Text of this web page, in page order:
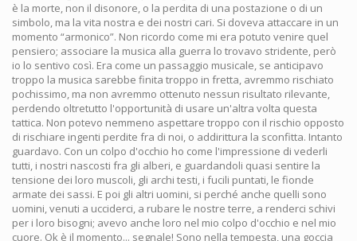
è la morte, non il disonore, o la perdita di una postazione o di un
simbolo, ma la vita nostra e dei nostri cari. Si doveva attaccare in un
momento “armonico”. Non ricordo come mi era potuto venire quel
pensiero; associare la musica alla guerra lo trovavo stridente, però
io lo sentivo così. Era come un passaggio musicale, se anticipavo
troppo la musica sarebbe finita troppo in fretta, avremmo rischiato
pochissimo, ma non avremmo ottenuto nessun risultato rilevante,
perdendo oltretutto l'opportunità di usare un'altra volta questa
tattica. Non potevo nemmeno aspettare troppo con il rischio opposto
di rischiare ingenti perdite fra di noi, o addirittura la sconfitta. Intanto
guardavo. Con un colpo d'occhio ho come l'impressione di vederli
tutti, i nostri nascosti fra gli alberi, e guardandoli quasi sentire la
tensione dei loro muscoli, gli archi testi, i fucili puntati, le fionde
armate dei sassi. E poi gli altri uomini, si perché anche quelli sono
uomini, venuti a ucciderci, a rubare le nostre terre, a renderci schivi
per i loro bisogni; avevo anche loro nel mio colpo d'occhio e nel mio
cuore. Ok è il momento... segnale! Sono nella tempesta, una goccia